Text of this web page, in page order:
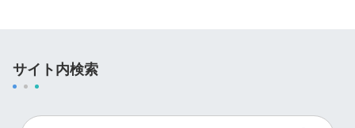
サイト内検索